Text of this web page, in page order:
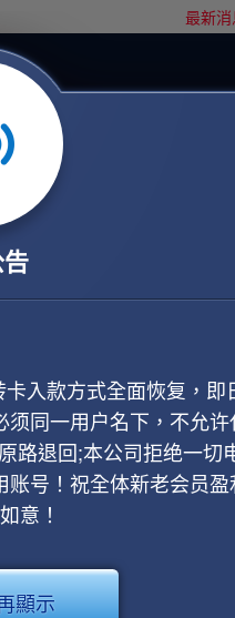
最新消
入款方式全面恢复，即
同一用户名下，不允许
路退回;本公司拒绝一切
号！祝全体新老会员盈
意！
顯示